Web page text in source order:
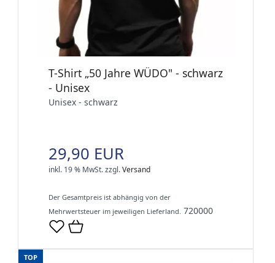
T-Shirt „50 Jahre WÜDO" - schwarz
- Unisex
Unisex - schwarz
29,90 EUR
inkl. 19 % MwSt.zzgl.Versand
Der Gesamtpreis ist abhängig von der
Mehrwertsteuer im jeweiligen Lieferland. 720000
TOP